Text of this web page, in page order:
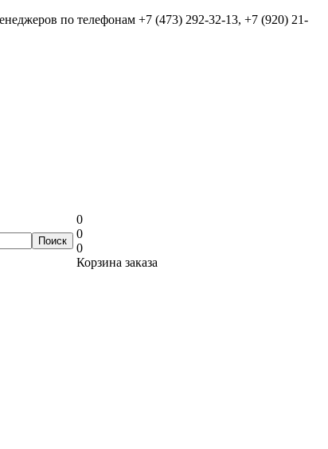
по телефонам +7 (473) 292-32-13, +7 (920) 21-
0
0
0
Корзина заказа